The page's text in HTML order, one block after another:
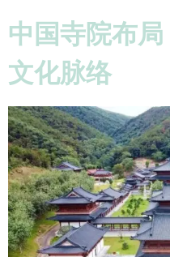
中国寺院布
文化脉络